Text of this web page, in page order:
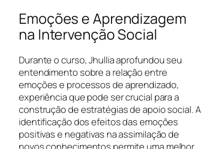
Emoções e Aprendizagem
na Intervenção Social
Durante o curso, Jhullia aprofundou seu
entendimento sobre a relação entre
emoções e processos de aprendizado,
experiência que pode ser crucial para a
construção de estratégias de apoio social. A
identificação dos efeitos das emoções
positivas e negativas na assimilação de